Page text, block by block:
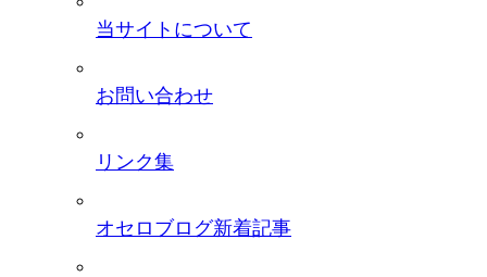
当サイトについて
お問い合わせ
リンク集
オセロブログ新着記事